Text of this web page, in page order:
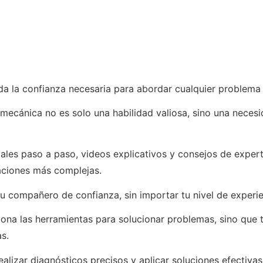
la confianza necesaria para abordar cualquier problema
no es solo una habilidad valiosa, sino una
paso a paso, videos explicativos y consejos de
más complejas.
compañero de confianza, sin importar tu nivel de
las herramientas para solucionar problemas, sino
diagnósticos precisos y aplicar soluciones